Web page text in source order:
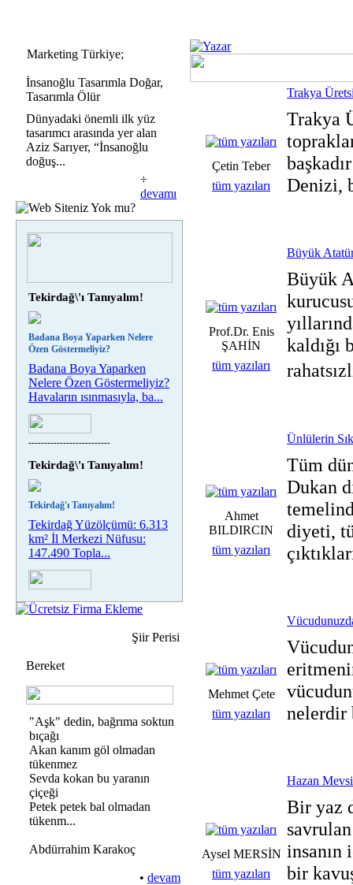
Marketing Türkiye;
İnsanoğlu Tasarımla Doğar,
Tasarımla Ölür
Dünyadaki önemli ilk yüz
tasarımcı arasında yer alan
Aziz Sarıyer, “İnsanoğlu
doğuş...
÷
devamı
Tekirdağ\'ı Tanıyalım!
Badana Boya Yaparken Nelere
Özen Göstermeliyiz?
Badana Boya Yaparken
Nelere Özen Göstermeliyiz?
Havaların ısınmasıyla, ba...
--------------------------
Tekirdağ\'ı Tanıyalım!
Tekirdağ'ı Tanıyalım!
Tekirdağ Yüzölçümü: 6.313
km² İl Merkezi Nüfusu:
147.490 Topla...
Şiir Perisi
Bereket
"Aşk" dedin, bağrıma soktun
bıçağı
Akan kanım göl olmadan
tükenmez
Sevda kokan bu yaranın
çiçeği
Petek petek bal olmadan
tükenm...
Abdürrahim Karakoç
• devam
Çetin Teber
tüm yazıları
Trakya
Trakya
Denizi,
Prof.Dr. Enis
ŞAHİN
tüm yazıları
Büyük
Büyük
Ahmet
BILDIRCIN
tüm yazıları
Ünlülerin
Tüm
Dukan
diyeti,
Mehmet Çete
tüm yazıları
nelerdir
Aysel MERSİN
tüm yazıları
Hazan
Bir yaz
insanın
bir